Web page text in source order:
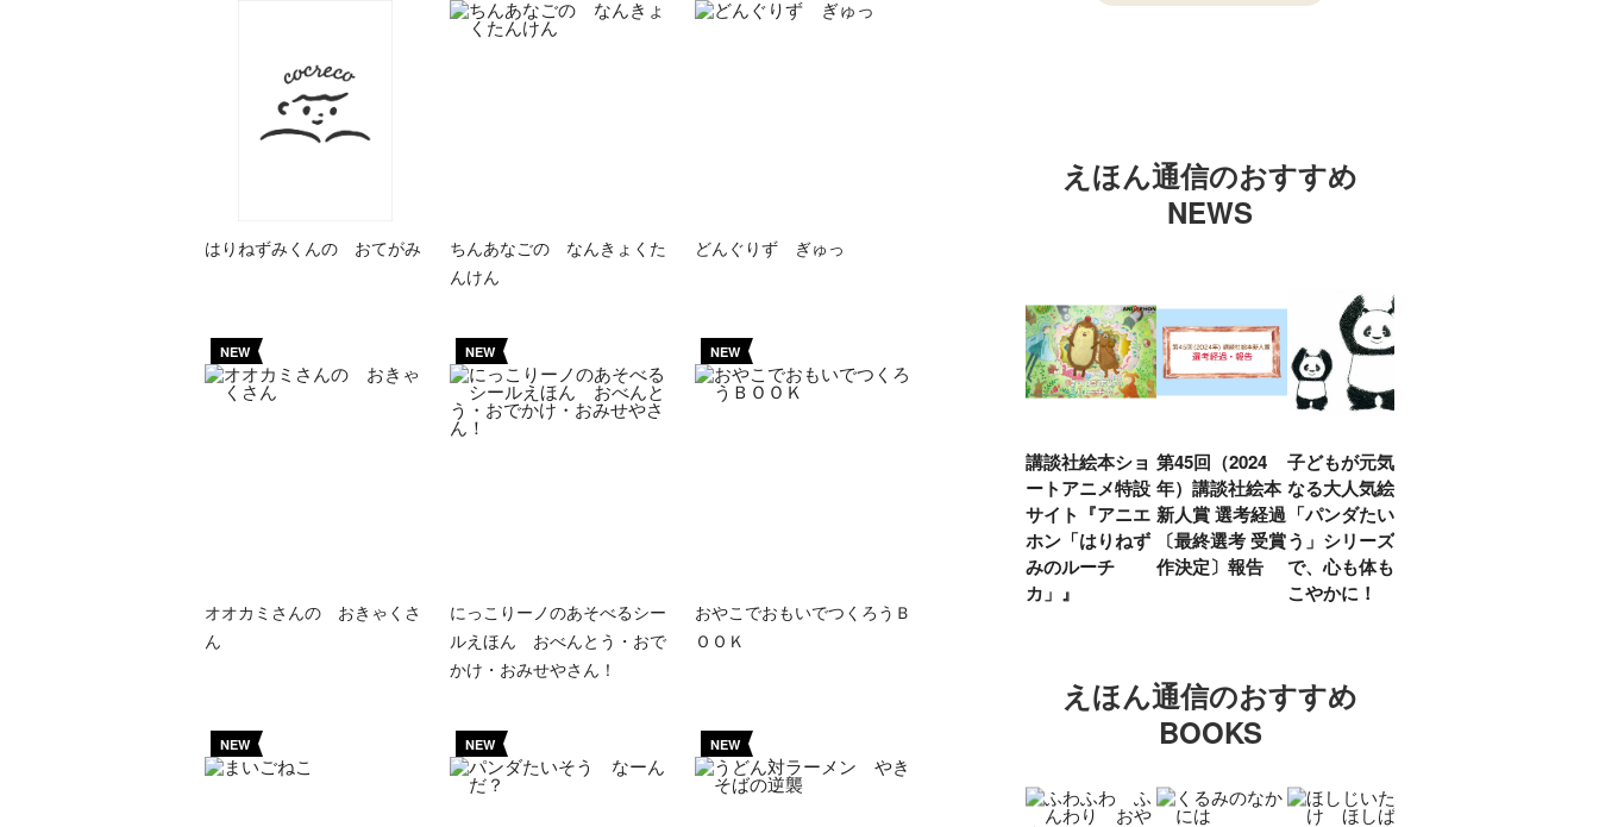
はりねずみくんの おてがみ
ちんあなごの なんきょくた
んけん
どんぐりず ぎゅっ
NEW
オオカミさんの おきゃくさ
ん
NEW
にっこりーノのあそべるシー
ルえほん おべんとう・おで
かけ・おみせやさん！
NEW
おやこでおもいでつくろうＢ
ＯＯＫ
NEW NEW NEW
えほん通信のおすすめ
NEWS
講談社絵本ショ
ートアニメ特設
サイト『アニエ
ホン「はりねず
みのルーチ
カ」』
第45回（2024
年）講談社絵本
新人賞 選考経過
〔最終選考 受賞
作決定〕報告
子どもが元気に
なる大人気絵本
「パンダたいそ
う」シリーズ
で、心も体もす
こやかに！
えほん通信のおすすめ
BOOKS